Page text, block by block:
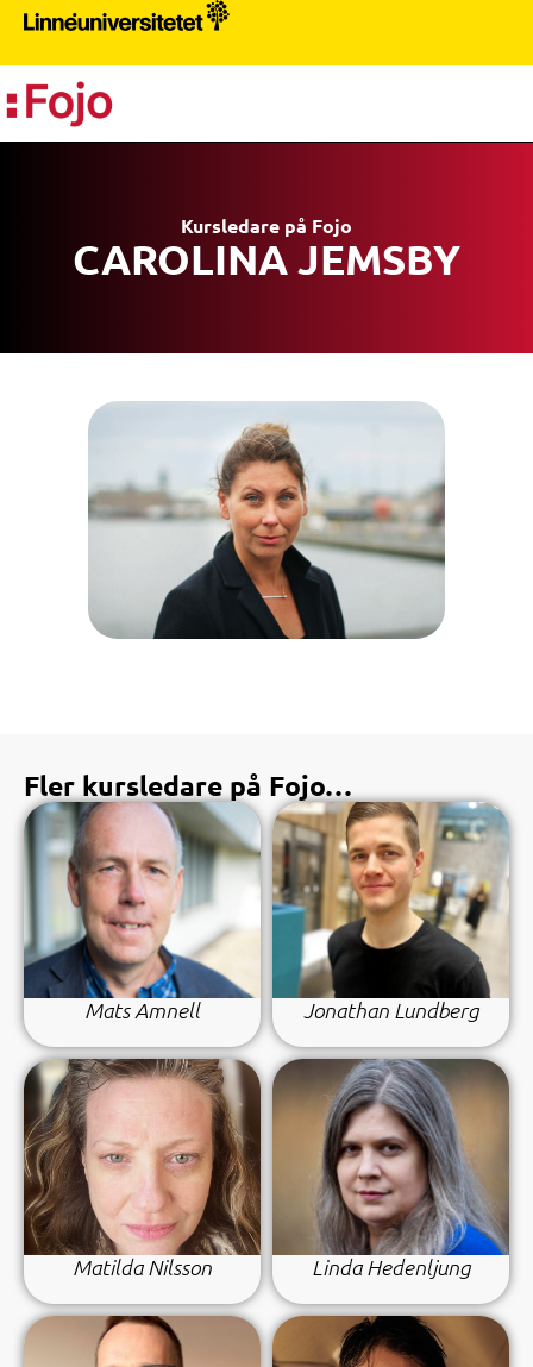
Kursledare på Fojo
CAROLINA JEMSBY
Fler kursledare på Fojo…
Mats Amnell Jonathan Lundberg
Matilda Nilsson Linda Hedenljung